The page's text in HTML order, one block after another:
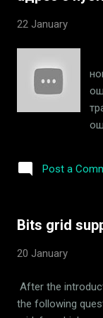
задача на
NFT карти и да
колкото е
играта има
са на всеки
22 January
Post a
Bits grid
20 January
After the
the following